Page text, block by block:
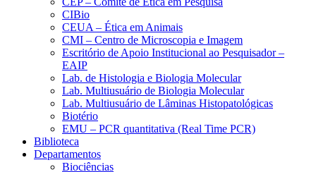
CIBio
CEUA – Ética em Animais
CMI – Centro de Microscopia e Imagem
Escritório de Apoio Institucional ao Pesquisador –
EAIP
Lab. de Histologia e Biologia Molecular
Lab. Multiusuário de Biologia Molecular
Lab. Multiusuário de Lâminas Histopatológicas
Biotério
EMU – PCR quantitativa (Real Time PCR)
Biblioteca
Departamentos
Biociências